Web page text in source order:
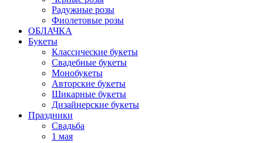
Радужные розы
Фиолетовые розы
ОБЛАЧКА
Букеты
Классические букеты
Свадебные букеты
Монобукеты
Авторские букеты
Шикарные букеты
Дизайнерские букеты
Праздники
Свадьба
1 мая